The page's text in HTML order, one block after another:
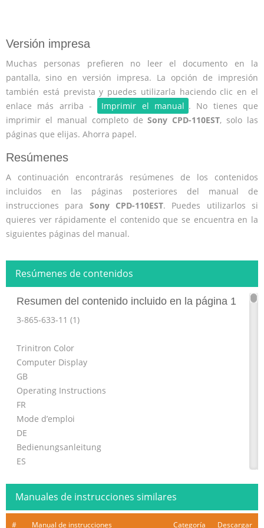
Versión impresa
Muchas personas prefieren no leer el documento en la
pantalla, sino en versión impresa. La opción de impresión
también está prevista y puedes utilizarla haciendo clic en el
enlace más arriba -
Imprimir el manual . No tienes que
imprimir el manual completo deSony CPD-110EST, solo las
páginas que elijas. Ahorra papel.
Resúmenes
A continuación encontrarás resúmenes de los contenidos
incluidos en las páginas posteriores del manual de
instrucciones para Sony CPD-110EST. Puedes utilizarlos si
quieres ver rápidamente el contenido que se encuentra en la
siguientes páginas del manual.
Resúmenes de contenidos
Resumen del contenido incluido en la página 1
3-865-633-11 (1)
Trinitron Color
Computer Display
GB
Operating Instructions
FR
Mode d’emploi
DE
Bedienungsanleitung
ES
Instruzioni per l’uso
Manuales de instrucciones similares
# Manual de instrucciones Categoría Descargar